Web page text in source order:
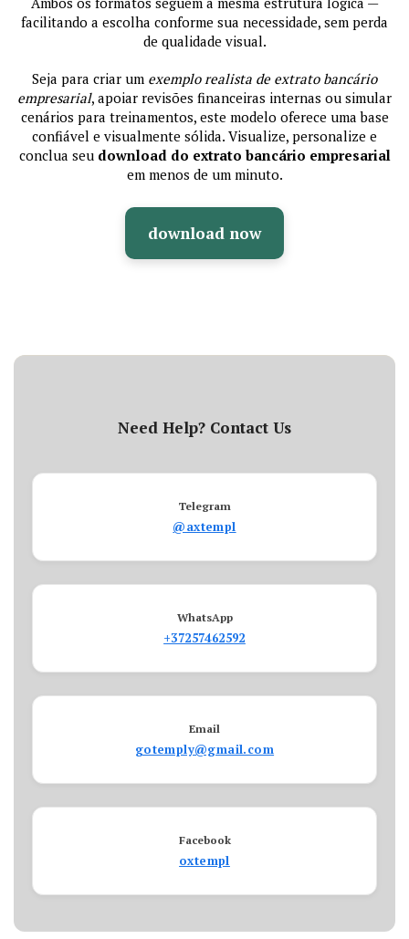
facilitando a escolha conforme sua necessidade, sem perda
de qualidade visual.
Seja para criar um exemplo realista de extrato bancário
empresarial, apoiar revisões financeiras internas ou simular
cenários para treinamentos, este modelo oferece uma base
confiável e visualmente sólida. Visualize, personalize e
conclua seu download do extrato bancário empresarial
em menos de um minuto.
download now
Need Help? Contact Us
Telegram
@axtempl
WhatsApp
+37257462592
Email
gotemply@gmail.com
Facebook
oxtempl